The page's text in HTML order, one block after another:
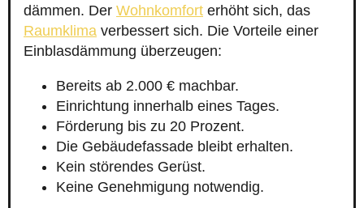
dämmen. Der Wohnkomfort erhöht sich, das
Raumklima verbessert sich. Die Vorteile einer
Einblasdämmung überzeugen:
Bereits ab 2.000 € machbar.
Einrichtung innerhalb eines Tages.
Förderung bis zu 20 Prozent.
Die Gebäudefassade bleibt erhalten.
Kein störendes Gerüst.
Keine Genehmigung notwendig.